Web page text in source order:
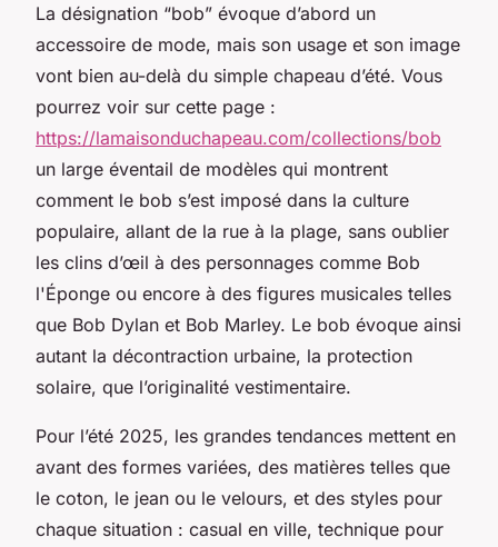
La désignation “bob” évoque d’abord un
accessoire de mode, mais son usage et son image
vont bien au-delà du simple chapeau d’été. Vous
pourrez voir sur cette page :
https://lamaisonduchapeau.com/collections/bob
un large éventail de modèles qui montrent
comment le bob s’est imposé dans la culture
populaire, allant de la rue à la plage, sans oublier
les clins d’œil à des personnages comme Bob
l'Éponge ou encore à des figures musicales telles
que Bob Dylan et Bob Marley. Le bob évoque ainsi
autant la décontraction urbaine, la protection
solaire, que l’originalité vestimentaire.
Pour l’été 2025, les grandes tendances mettent en
avant des formes variées, des matières telles que
le coton, le jean ou le velours, et des styles pour
chaque situation : casual en ville, technique pour